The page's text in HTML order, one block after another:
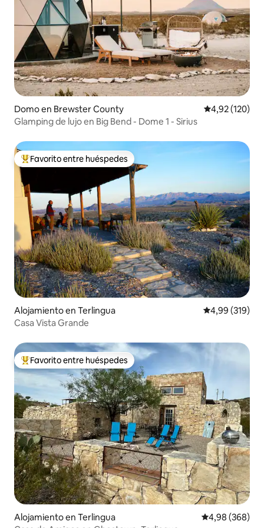
Domo en Brewster County Calificación
4,92 (120)
Glamping de lujo en Big Bend - Dome 1 - Sirius
Favorito entre los huéspedes más destacados
Favorito entre huéspedes
Alojamiento en Terlingua Calificación
4,99 (319)
Casa Vista Grande
Favorito entre los huéspedes más destacados
Favorito entre huéspedes
Alojamiento en Terlingua Calificación
4,98 (368)